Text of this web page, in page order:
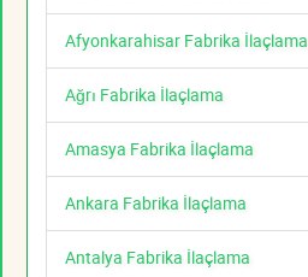
Afyonkarahisar Fabrika İlaçlama
Ağrı Fabrika İlaçlama
Amasya Fabrika İlaçlama
Ankara Fabrika İlaçlama
Antalya Fabrika İlaçlama